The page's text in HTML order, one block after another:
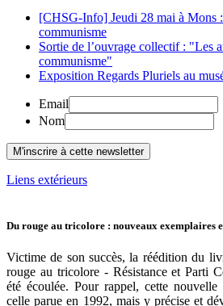
[CHSG-Info] Jeudi 28 mai à Mons
communisme
Sortie de l’ouvrage collectif : "Les
communisme"
Exposition Regards Pluriels au
Email
Nom
Liens extérieurs
Du rouge au tricolore : nouveaux exemplaires
Victime de son succès, la réédition du
rouge au tricolore - Résistance et Parti
été écoulée. Pour rappel, cette
celle parue en 1992, mais y précise et